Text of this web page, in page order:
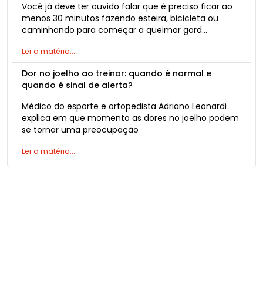
Você já deve ter ouvido falar que é preciso ficar ao
menos 30 minutos fazendo esteira, bicicleta ou
caminhando para começar a queimar gord…
Ler a matéria...
Dor no joelho ao treinar: quando é normal e
quando é sinal de alerta?
Médico do esporte e ortopedista Adriano Leonardi
explica em que momento as dores no joelho podem
se tornar uma preocupação
Ler a matéria...